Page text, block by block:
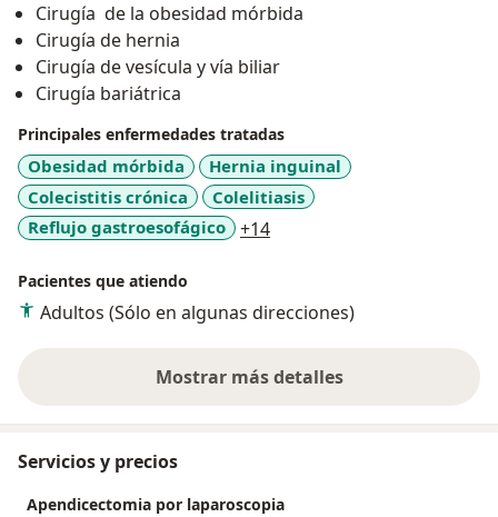
Cirugía de la obesidad mórbida
Cirugía de hernia
Cirugía de vesícula y vía biliar
Cirugía bariátrica
Principales enfermedades tratadas
Obesidad mórbida
Hernia inguinal
Colecistitis crónica
Colelitiasis
Reflujo gastroesofágico
+14a11y_sr_more_diseases
Pacientes que atiendo
Adultos (Sólo en algunas direcciones)
Mostrar más detalles
sobre la experiencia
Servicios y precios
Apendicectomia por laparoscopia